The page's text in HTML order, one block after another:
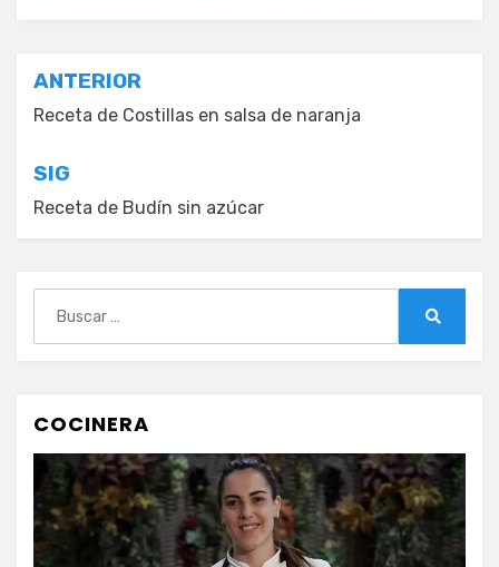
Navegación
de
entradas
ANTERIOR
Receta de Costillas en salsa de naranja
SIG
Receta de Budín sin azúcar
COCINERA